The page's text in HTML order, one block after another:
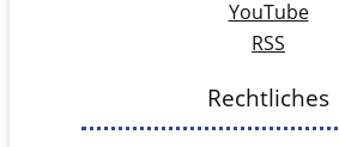
YouTube
RSS
Rechtliches